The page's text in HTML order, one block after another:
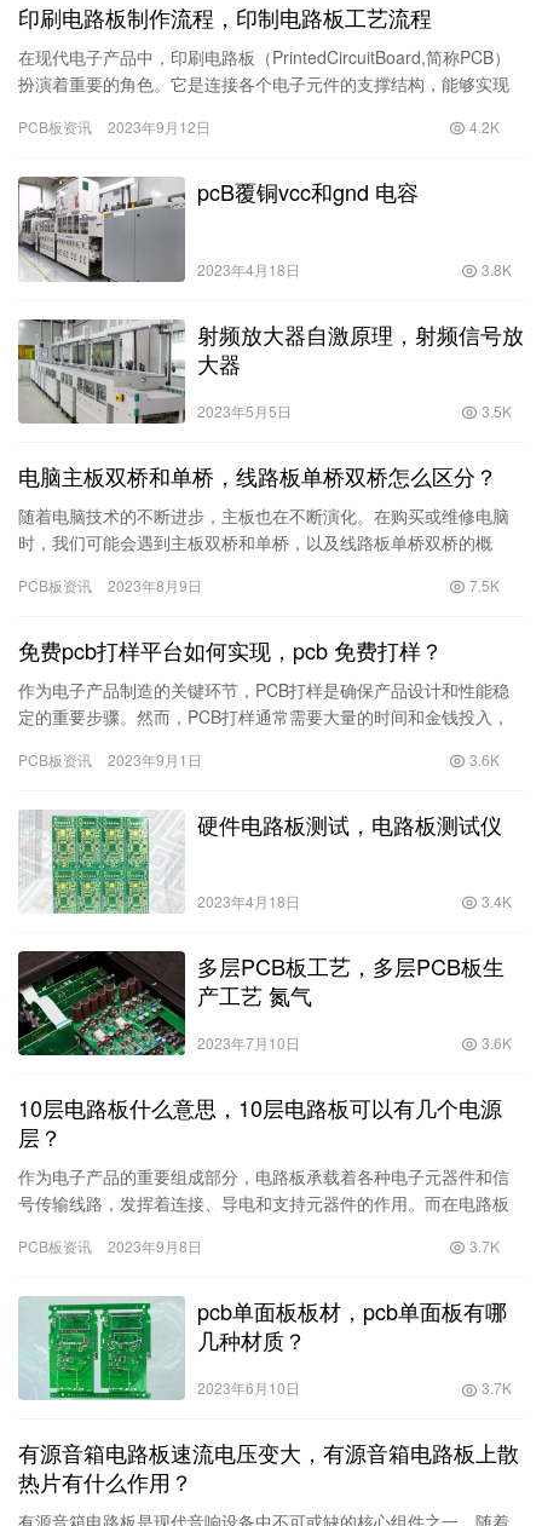
印刷电路板制作流程，印制电路板工艺流程
在现代电子产品中，印刷电路板（PrintedCircuitBoard,简称PCB）
扮演着重要的角色。它是连接各个电子元件的支撑结构，能够实现
PCB板资讯 2023年9月12日 4.2K
pcB覆铜vcc和gnd 电容
2023年4月18日 3.8K
射频放大器自激原理，射频信号放
大器
2023年5月5日 3.5K
电脑主板双桥和单桥，线路板单桥双桥怎么区分？
随着电脑技术的不断进步，主板也在不断演化。在购买或维修电脑
时，我们可能会遇到主板双桥和单桥，以及线路板单桥双桥的概
和单桥…
PCB板资讯 2023年8月9日 7.5K
免费pcb打样平台如何实现，pcb 免费打样？
作为电子产品制造的关键环节，PCB打样是确保产品设计和性能稳
定的重要步骤。然而，PCB打样通常需要大量的时间和金钱投入，
总…
PCB板资讯 2023年9月1日 3.6K
硬件电路板测试，电路板测试仪
2023年4月18日 3.4K
多层PCB板工艺，多层PCB板生
产工艺 氮气
2023年7月10日 3.6K
10层电路板什么意思，10层电路板可以有几个电源
层？
作为电子产品的重要组成部分，电路板承载着各种电子元器件和信
号传输线路，发挥着连接、导电和支持元器件的作用。而在电路板
比于传…
PCB板资讯 2023年9月8日 3.7K
pcb单面板板材，pcb单面板有哪
几种材质？
2023年6月10日 3.7K
有源音箱电路板速流电压变大，有源音箱电路板上散
热片有什么作用？